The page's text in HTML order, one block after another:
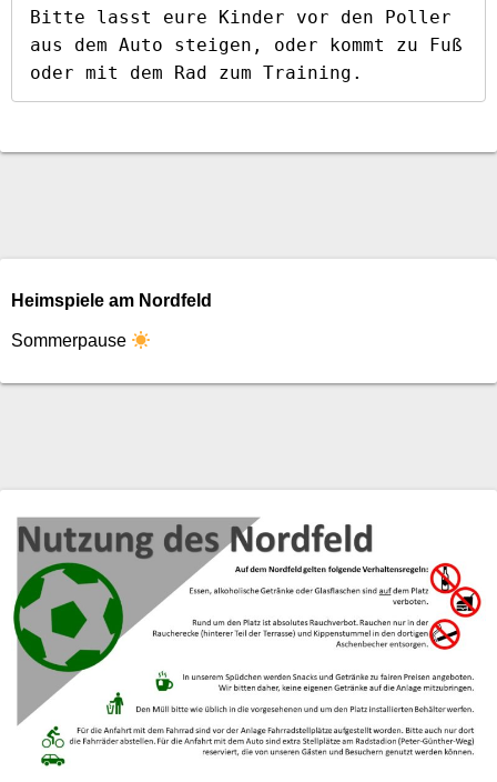
Bitte lasst eure Kinder vor den Poller
aus dem Auto steigen, oder kommt zu Fuß
oder mit dem Rad zum Training.
Heimspiele am Nordfeld
Sommerpause